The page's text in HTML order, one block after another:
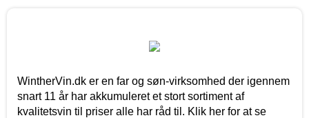
WintherVin.dk er en far og søn-virksomhed der igennem
snart 11 år har akkumuleret et stort sortiment af
kvalitetsvin til priser alle har råd til. Klik her for at se